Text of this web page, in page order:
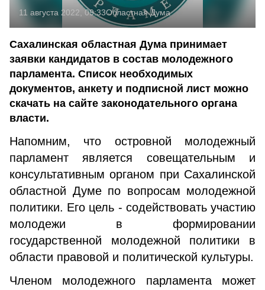
11 августа 2022, 09:33Областная Дума
Сахалинская областная Дума принимает
заявки кандидатов в состав молодежного
парламента. Список необходимых
документов, анкету и подписной лист можно
скачать на сайте законодательного органа
власти.
Напомним, что островной молодежный
парламент является совещательным и
консультативным органом при Сахалинской
областной Думе по вопросам молодежной
политики. Его цель - содействовать участию
молодежи в формировании
государственной молодежной политики в
области правовой и политической культуры.
Членом молодежного парламента может